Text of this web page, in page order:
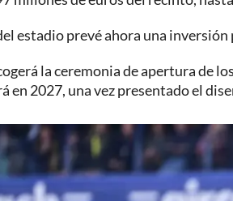
estadio prevé ahora una inversión
la ceremonia de apertura de
en 2027, una vez presentado el